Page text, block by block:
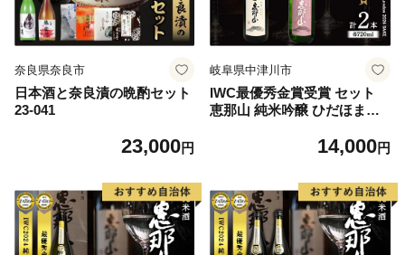
奈良県奈良市
日本酒と奈良漬の晩酌セット
23-041
23,000円
岐阜県中津川市
IWC最優秀金賞受賞 セット
恵那山 純米吟醸 ひだほまれ
0ml 1本 F4N-271414,000円